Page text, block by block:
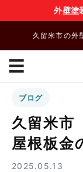
外壁塗
久留米市の外
☰
ブログ
久留米
屋根板金
2025.05.13